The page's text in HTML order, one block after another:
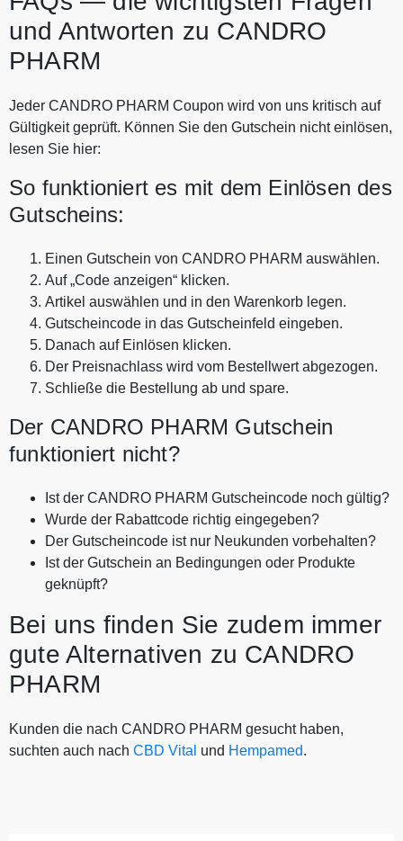
und Antworten zu CANDRO
PHARM
Jeder CANDRO PHARM Coupon wird von uns kritisch auf
Gültigkeit geprüft. Können Sie den Gutschein nicht einlösen,
lesen Sie hier:
So funktioniert es mit dem Einlösen des
Gutscheins:
Einen Gutschein von CANDRO PHARM auswählen.
Auf „Code anzeigen“ klicken.
Artikel auswählen und in den Warenkorb legen.
Gutscheincode in das Gutscheinfeld eingeben.
Danach auf Einlösen klicken.
Der Preisnachlass wird vom Bestellwert abgezogen.
Schließe die Bestellung ab und spare.
Der CANDRO PHARM Gutschein
funktioniert nicht?
Ist der CANDRO PHARM Gutscheincode noch gültig?
Wurde der Rabattcode richtig eingegeben?
Der Gutscheincode ist nur Neukunden vorbehalten?
Ist der Gutschein an Bedingungen oder Produkte
geknüpft?
Bei uns finden Sie zudem immer
gute Alternativen zu CANDRO
PHARM
Kunden die nach CANDRO PHARM gesucht haben,
suchten auch nach CBD Vital und Hempamed.